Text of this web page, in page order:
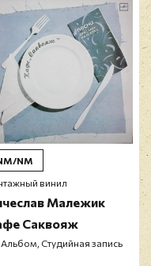
NM
винил
Малежик
Саквояж
Альбом, Студийная запись